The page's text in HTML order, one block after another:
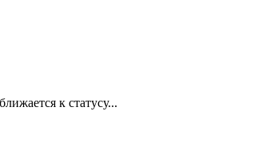
к статусу...